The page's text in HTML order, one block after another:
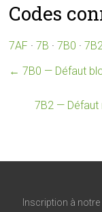
Codes
7AF ·7B ·7B0 ·
← 7B0 — Défaut
7B2 — Défaut
Inscription à